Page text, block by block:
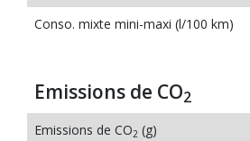
Conso. mixte mini-maxi (l/100 km)
Emissions de CO2
Emissions de CO2 (g)